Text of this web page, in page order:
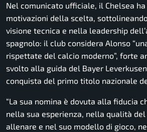
Nel comunicato ufficiale, il Chelsea
motivazioni della scelta,
visione tecnica e nella leadership
spagnolo: il club considera Alonso
rispettate del calcio moderno”, forte
svolto alla guida del Bayer Leverkusen
conquista del primo titolo nazionale
“La sua nomina è dovuta alla fiducia
nella sua esperienza, nella qualità del
allenare e nel suo modello di gioco,